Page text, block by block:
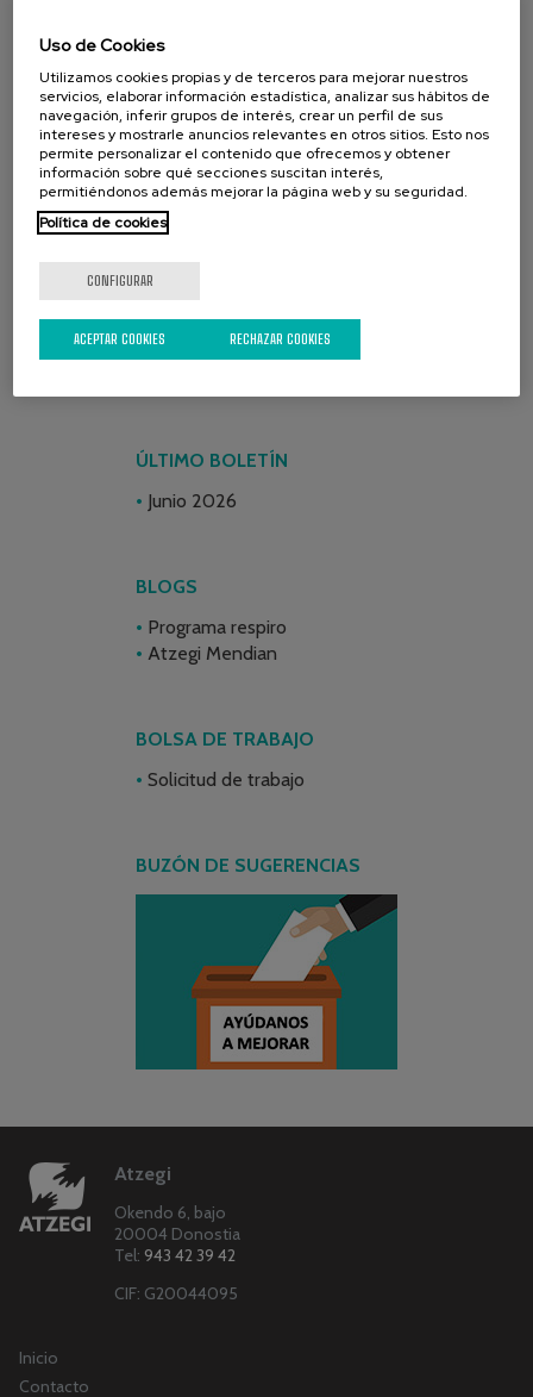
REDES SOCIALES
ÚLTIMO BOLETÍN
Junio 2026
BLOGS
Programa respiro
Atzegi Mendian
BOLSA DE TRABAJO
Solicitud de trabajo
BUZÓN DE SUGERENCIAS
Atzegi
Okendo 6, bajo
20004 Donostia
Tel: 943 42 39 42
CIF: G20044095
Inicio
Contacto
Uso de Cookies
Utilizamos cookies propias y de terceros para mejorar nuestros
servicios, elaborar información estadística, analizar sus hábitos de
navegación, inferir grupos de interés, crear un perfil de sus
intereses y mostrarle anuncios relevantes en otros sitios. Esto nos
permite personalizar el contenido que ofrecemos y obtener
información sobre qué secciones suscitan interés,
permitiéndonos además mejorar la página web y su seguridad.
Política de cookies
CONFIGURAR
RECHAZAR COOKIES
ACEPTAR COOKIES